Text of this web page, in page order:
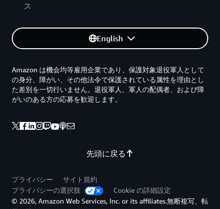
ス
English
先頭に戻る
Amazon は機会均等雇用企業であり、保護対象退役軍人として
の身分、障がい、その他法令で保護されている属性を理由とし
た差別を一切行いません。退役軍人、軍人の配偶者、および障
がいのある方の応募を歓迎します。
プライバシー
サイト規約
プライバシーの選択肢
Cookie の詳細設定
© 2026, Amazon Web Services, Inc. or its affiliates.無断複写、転